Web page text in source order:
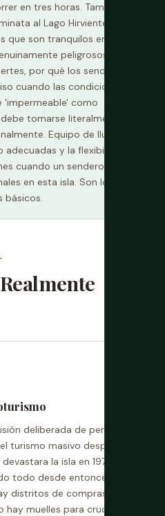
en tres horas. También
al Lago Hirviente
que son tranquilos en la
peligrosos
por qué los senderos
cuando las condiciones
'impermeable' como
tomarse literalmente
Equipo de lluvia,
y la flexibilidad
cuando un sendero cierra
en esta isla. Son los
básicos.
deliberada de perseguir
turismo masivo después
la isla en 1979, y
todo desde entonces. No
distritos de compras
muelles para cruceros